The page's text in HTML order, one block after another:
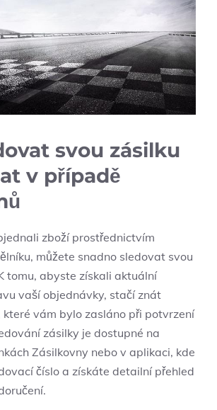
svou zásilku
v případě
zboží prostřednictvím
můžete snadno sledovat svou
tomu, abyste získali aktuální
vaší objednávky, stačí znát
které vám bylo zasláno při potvrzení
zásilky je dostupné na
Zásilkovny nebo v aplikaci, kde
číslo a získáte detailní přehled